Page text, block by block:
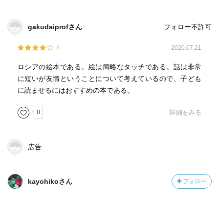
gakudaiprofさん フォロー不許可
4 2020.07.21
ロシアの絵本である。絵は簡略なタッチである。話は非常
に短いが友情ということについて考えているので、子ども
に読ませるにはおすすめの本である。
0 詳細をみる
広告
kayohikoさん フォロー